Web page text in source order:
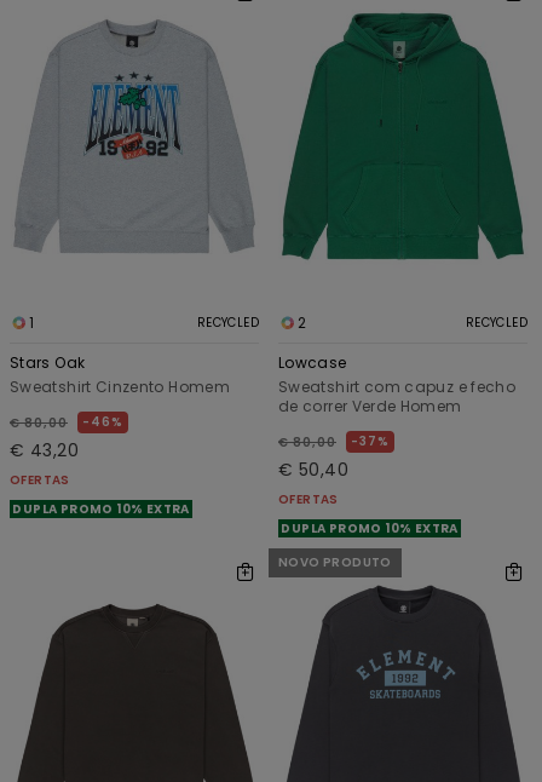
1 RECYCLED
Stars Oak
Sweatshirt Cinzento Homem
€ 80,00 46%
€ 43,20
OFERTAS
DUPLA PROMO 10% EXTRA
2 RECYCLED
Lowcase
Sweatshirt com capuz e fecho
de correr Verde Homem
€ 80,00 37%
€ 50,40
OFERTAS
DUPLA PROMO 10% EXTRA
NOVO PRODUTO